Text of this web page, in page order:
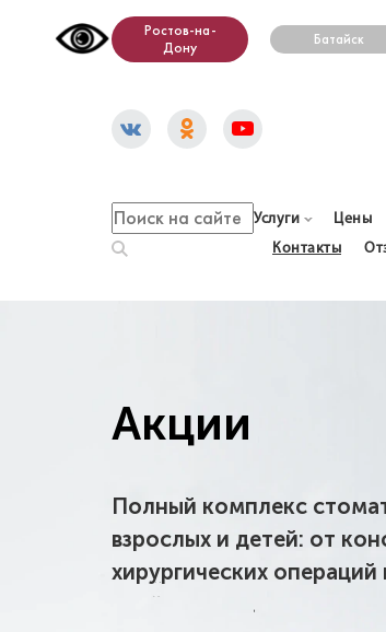
Ростов-на-
Дону
Батайск
Услуги Цены
Контакты
Акции
Полный комплекс
взрослых и детей: от
хирургических